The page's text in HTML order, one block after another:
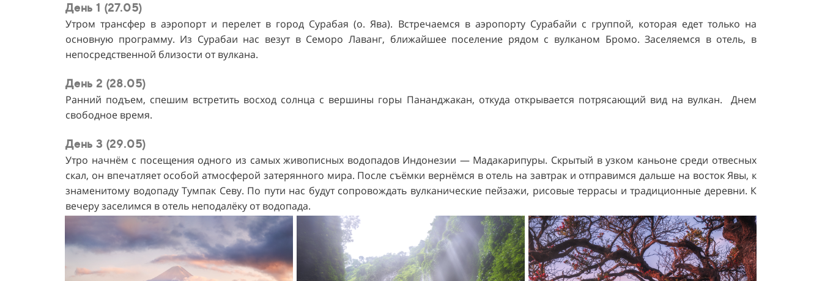
День 1 (27.05)
Утром трансфер в аэропорт и перелет в город Сурабая (о. Ява). Встречаемся в аэропорту Сурабайи с группой, которая едет только на
основную программу. Из Сурабаи нас везут в Семоро Лаванг, ближайшее поселение рядом с вулканом Бромо. Заселяемся в отель, в
непосредственной близости от вулкана.
День 2 (28.05)
Ранний подъем, спешим встретить восход солнца с вершины горы Пананджакан, откуда открывается потрясающий вид на вулкан. Днем
свободное время.
День 3 (29.05)
Утро начнём с посещения одного из самых живописных водопадов Индонезии — Мадакарипуры. Скрытый в узком каньоне среди отвесных
скал, он впечатляет особой атмосферой затерянного мира. После съёмки вернёмся в отель на завтрак и отправимся дальше на восток Явы, к
знаменитому водопаду Тумпак Севу. По пути нас будут сопровождать вулканические пейзажи, рисовые террасы и традиционные деревни. К
вечеру заселимся в отель неподалёку от водопада.